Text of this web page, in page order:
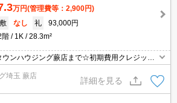
万円(管理費等：2,900円)
敷
なし 礼
93,000円
階
1K 28.3m²
ンハウジング蕨店まで☆初期費用クレジット
での内見・契約もお気軽にご相談ください！
埼玉 蕨店
詳細を見る